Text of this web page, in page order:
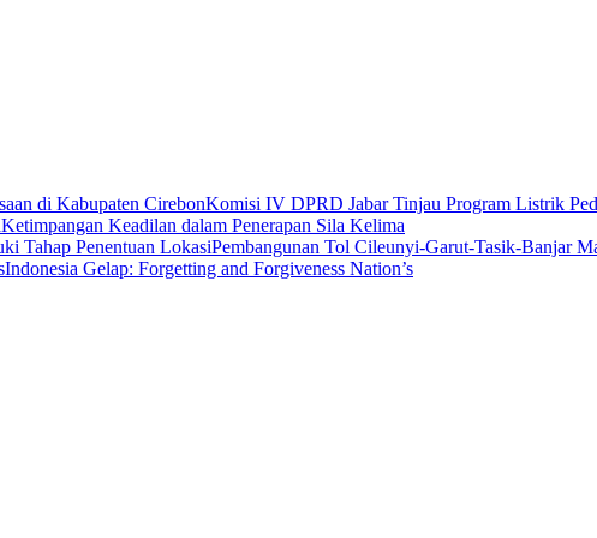
Komisi IV DPRD Jabar Tinjau Program Listrik
Ketimpangan Keadilan dalam Penerapan Sila Kelima
Pembangunan Tol Cileunyi-Garut-Tasik-Banjar
Indonesia Gelap: Forgetting and Forgiveness Nation’s